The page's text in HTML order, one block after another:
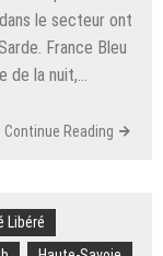
le secteur ont
France Bleu
de la nuit,…
Continue Reading
Libéré